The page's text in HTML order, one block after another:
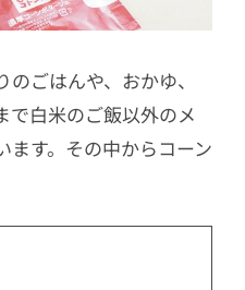
ごはんや、おかゆ、
で白米のご飯以外のメ
ます。その中からコーン